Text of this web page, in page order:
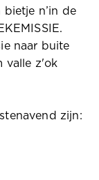
bietje n’in de
naar buite
valle z'ok
zijn: